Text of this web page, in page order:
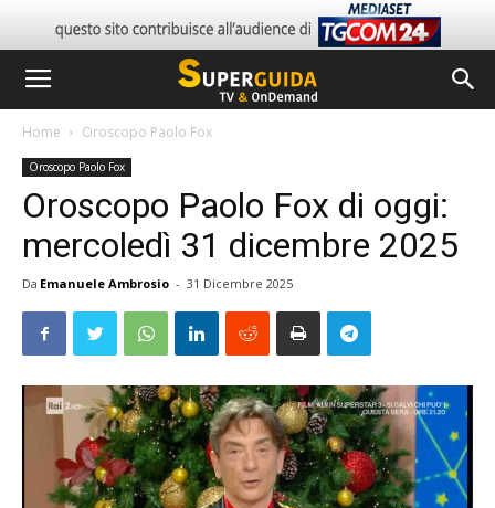
Home Oroscopo Paolo Fox
Oroscopo Paolo Fox
Oroscopo Paolo Fox di oggi:
mercoledì 31 dicembre 2025
Da Emanuele Ambrosio - 31 Dicembre 2025